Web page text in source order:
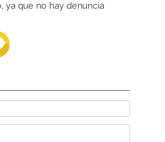
ya que no hay denuncia